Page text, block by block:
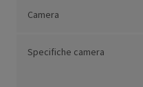
Camera
Specifiche camera